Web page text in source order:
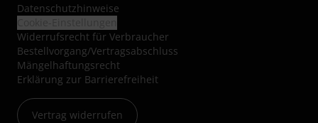
Datenschutzhinweise
Widerrufsrecht für Verbraucher
Bestellvorgang/Vertragsabschluss
Mängelhaftungsrecht
Erklärung zur Barrierefreiheit
Vertrag widerrufen